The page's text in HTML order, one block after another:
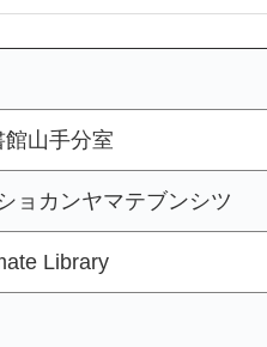
山手分室
ョカンヤマテブンシツ
Library